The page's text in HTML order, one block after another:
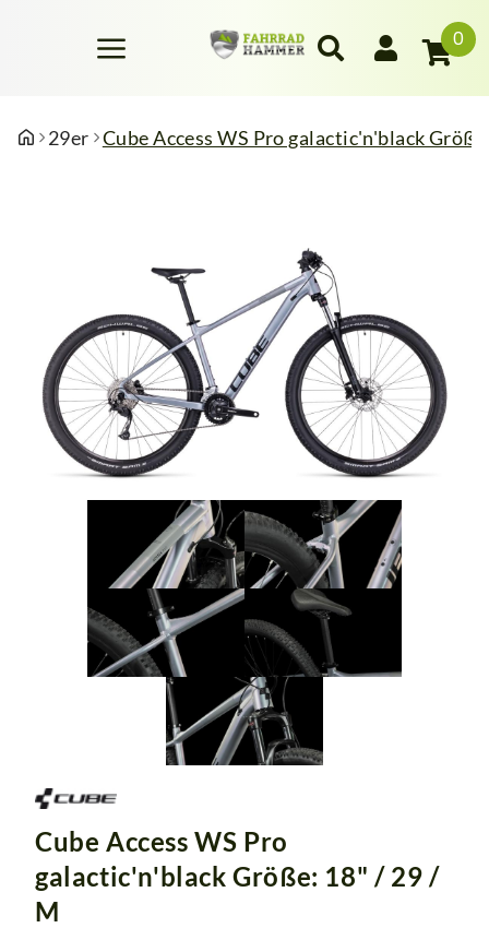
0
29er Cube Access WS Pro galactic'n'black
Cube Access WS Pro
galactic'n'black Größe: 18" / 29 /
M